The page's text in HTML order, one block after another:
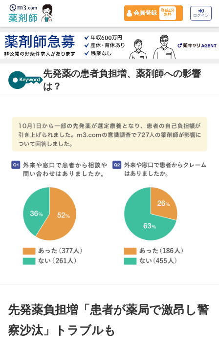
会員登録
登録1分
無料
ログイン
先発薬の患者負担増、薬剤師への影響
は？
先発薬負担増「患者が薬局で激昂し警
察沙汰」トラブルも